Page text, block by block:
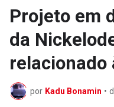
Projeto em
da
relacionado
por Kadu Bonamin •